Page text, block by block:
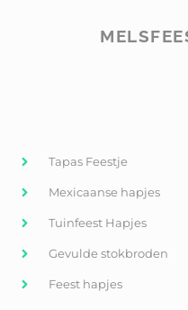
Tapas Feestje
Mexicaanse hapjes
Tuinfeest Hapjes
Gevulde stokbroden
Feest hapjes